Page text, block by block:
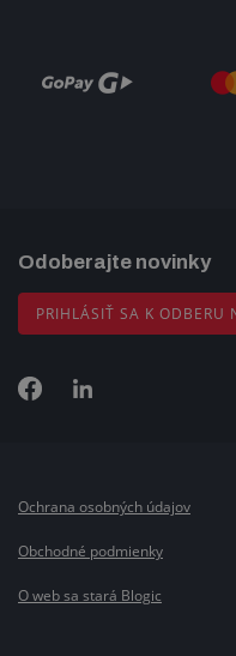
Odoberajte novinky
PRIHLÁSIŤ SA K ODBERU
Ochrana osobných údajov
Obchodné podmienky
O web sa stará Blogic